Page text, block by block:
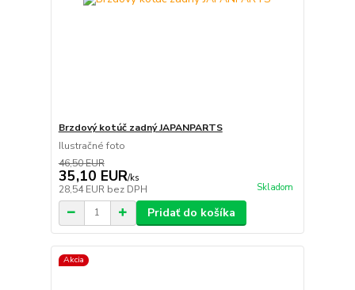
Brzdový kotúč zadný JAPANPARTS
Ilustračné foto
46,50 EUR
35,10 EUR/ks
28,54 EUR bez DPH Skladom
Pridať do košíka
Akcia